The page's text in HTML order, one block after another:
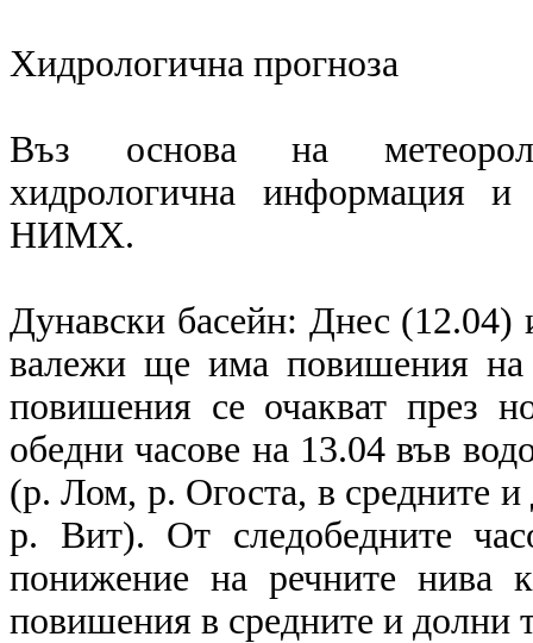
Хидрологична прогноза
Въз основа на
хидрологична информация и
НИМХ.
Дунавски басейн: Днес (12.04)
валежи ще има повишения на
повишения се очакват през
обедни часове на 13.04 във
(р. Лом, р. Огоста, в средните
р. Вит). От следобедните
понижение на речните нива
повишения в средните и долни